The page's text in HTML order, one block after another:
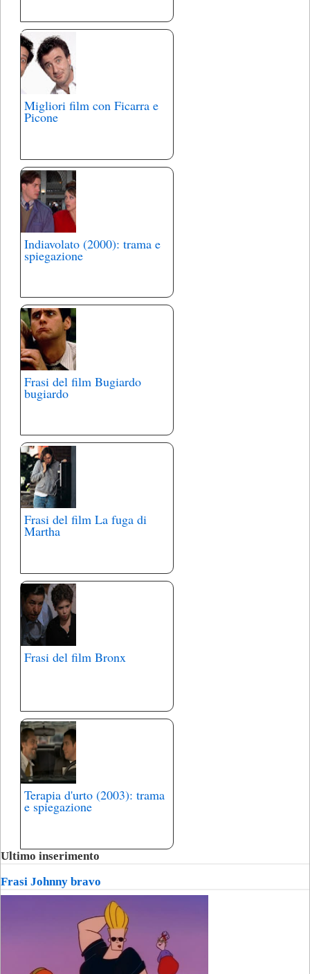
Migliori film con Ficarra e
Picone
Indiavolato (2000): trama e
spiegazione
Frasi del film Bugiardo
bugiardo
Frasi del film La fuga di
Martha
Frasi del film Bronx
Terapia d'urto (2003): trama
e spiegazione
Ultimo inserimento
Frasi Johnny bravo